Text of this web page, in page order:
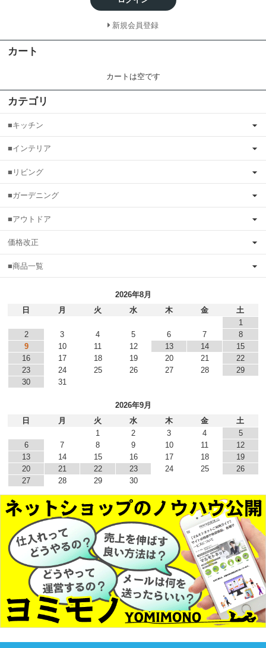
新規会員登録
カート
カートは空です
カテゴリ
■キッチン
■インテリア
■リビング
■ガーデニング
■アウトドア
価格改正
■商品一覧
2026年8月
日
月 火 水 木 金
土
1
2
3 4 5 6 7
8
9
10 11 12 13 14
15
16
17 18 19 20 21
22
23
24 25 26 27 28
29
30
31
2026年9月
日
月 火 水 木 金
土
1
2 3 4
5
6
7 8 9 10 11
12
13
14 15 16 17 18
19
20
21 22 23 24 25
26
27
28 29 30